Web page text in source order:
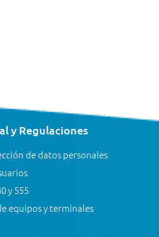
y Regulaciones
de datos personales
y 555
equipos y terminales